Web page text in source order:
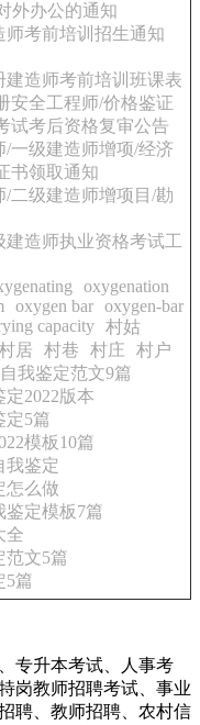
外办公的通知
师考前培训招生通知
建造师考前培训班课表
安全工程师/价格鉴证
试考后资格复审公告
/一级建造师增项/经济
书领取通知
/二级建造师增项目/勘
建造师执业资格考试工
oxygenation
oxygen bar oxygen-bar
capacity 村姑
居 村巷 村庄
村户
我鉴定范文9篇
2022版本
定5篇
模板10篇
我鉴定
怎么做
鉴定模板7篇
全
范文5篇
5篇
专升本考试、人事考
岗教师招聘考试、事业
聘、教师招聘、农村信